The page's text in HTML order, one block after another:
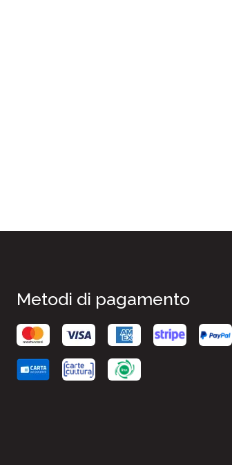
Metodi di pagamento